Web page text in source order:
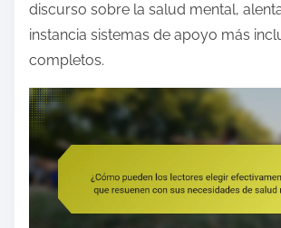
discurso sobre la salud mental,
instancia sistemas de apoyo más
completos.